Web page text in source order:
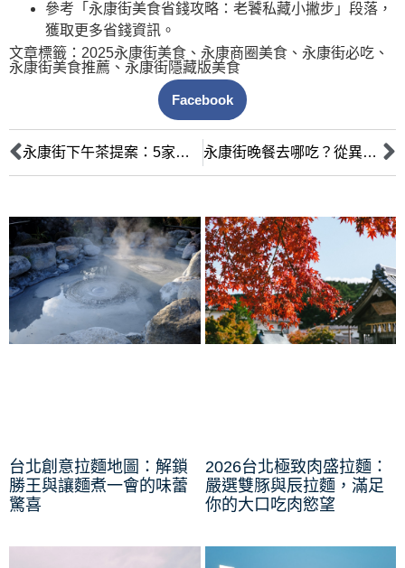
參考「永康街美食省錢攻略：老饕私藏小撇步」段落，
獲取更多省錢資訊。
文章標籤： 2025永康街美食 、 永康商圈美食 、 永康街必吃 、
永康街美食推薦 、 永康街隱藏版美食
Facebook
永康街下午茶提案：5家特色咖啡廳、甜點店與風格茶館，悠閒午後完美指南 永康街晚餐去哪吃？從異國料理到文創餐廳的10大選擇
台北創意拉麵地圖：解鎖
勝王與讓麵煮一會的味蕾
驚喜
2026台北極致肉盛拉麵：
嚴選雙豚與辰拉麵，滿足
你的大口吃肉慾望